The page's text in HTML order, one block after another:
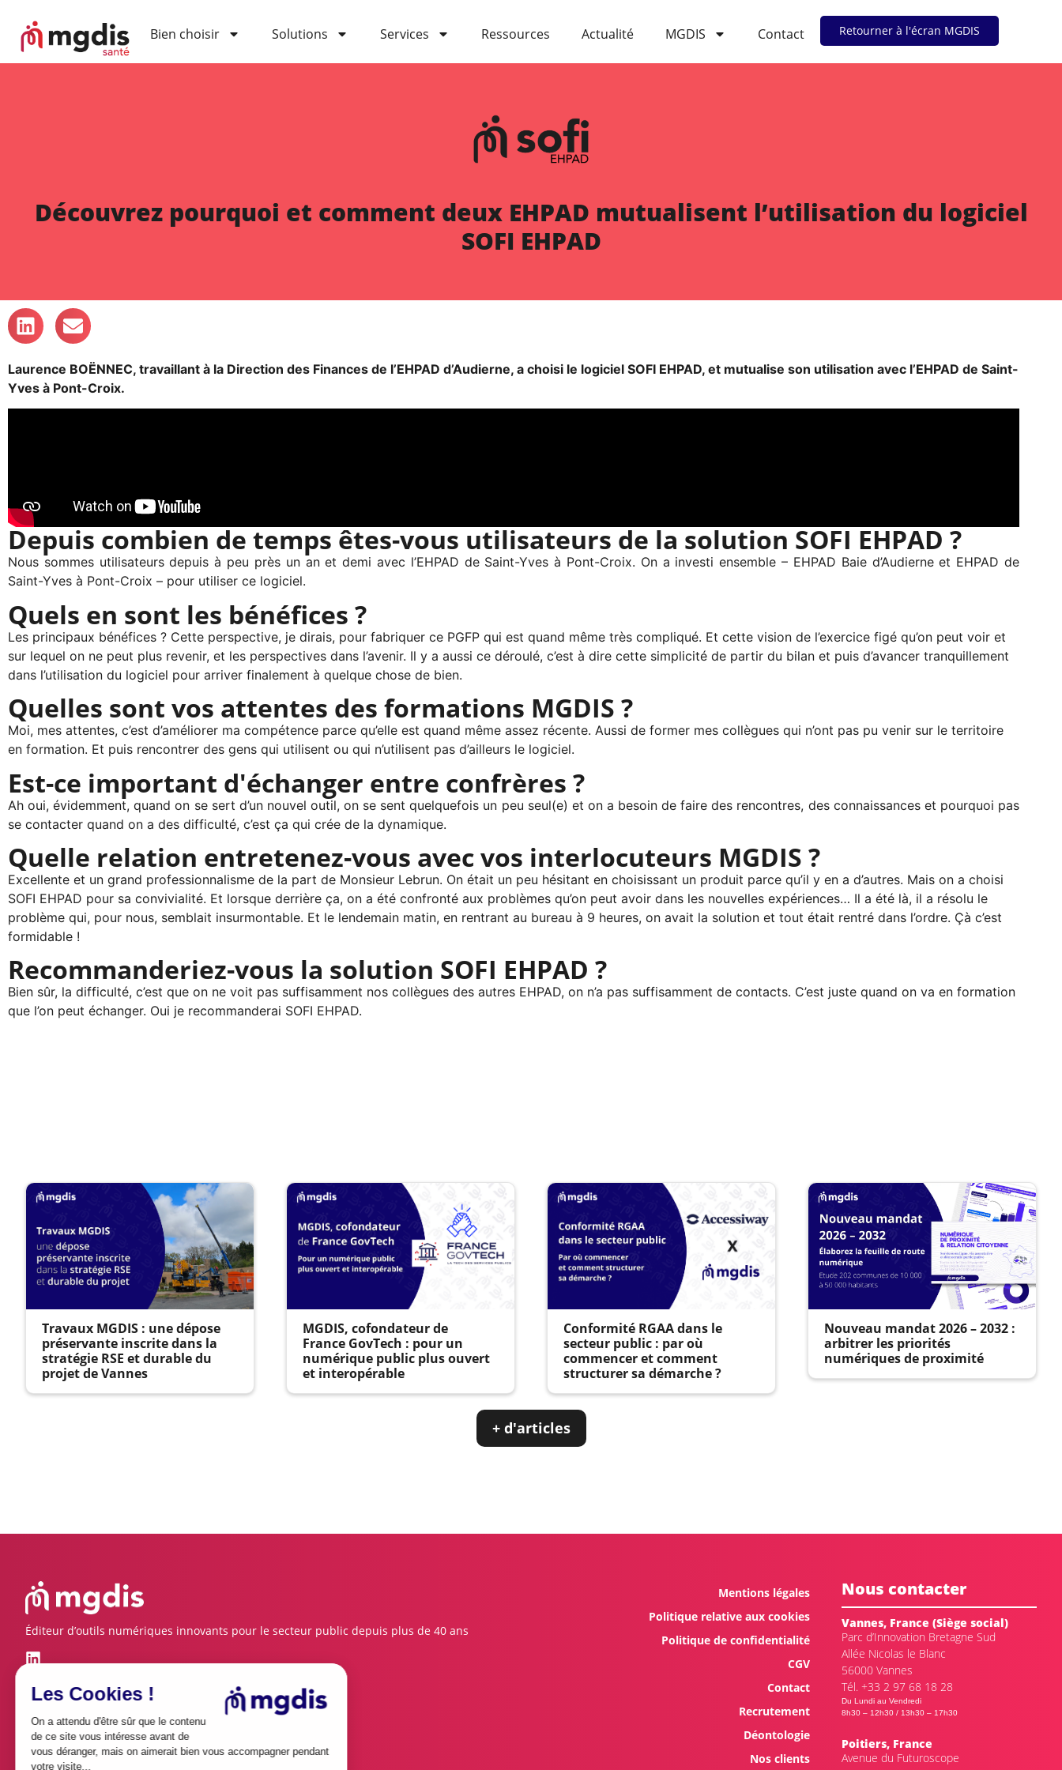
Les Cookies !
On a attendu d'être sûr que le contenu
de ce site vous intéresse avant de
vous déranger, mais on aimerait bien vous accompagner pendant
votre visite...
Bien choisir Solutions Services Ressources Actualité MGDIS Contact Retourner à l'écran MGDIS
Découvrez pourquoi et comment deux EHPAD mutualisent l’utilisation du logiciel
SOFI EHPAD
Laurence BOËNNEC, travaillant à la Direction des Finances de l’EHPAD d’Audierne, a choisi le logiciel SOFI EHPAD, et mutualise son utilisation avec l’EHPAD de Saint-
Yves à Pont-Croix.
Depuis combien de temps êtes-vous utilisateurs de la solution SOFI EHPAD ?
Nous sommes utilisateurs depuis à peu près un an et demi avec l’EHPAD de Saint-Yves à Pont-Croix. On a investi ensemble – EHPAD Baie d’Audierne et EHPAD de
Saint-Yves à Pont-Croix – pour utiliser ce logiciel.
Quels en sont les bénéfices ?
Les principaux bénéfices ? Cette perspective, je dirais, pour fabriquer ce PGFP qui est quand même très compliqué. Et cette vision de l’exercice figé qu’on peut voir et
sur lequel on ne peut plus revenir, et les perspectives dans l’avenir. Il y a aussi ce déroulé, c’est à dire cette simplicité de partir du bilan et puis d’avancer tranquillement
dans l’utilisation du logiciel pour arriver finalement à quelque chose de bien.
Quelles sont vos attentes des formations MGDIS ?
Moi, mes attentes, c’est d’améliorer ma compétence parce qu’elle est quand même assez récente. Aussi de former mes collègues qui n’ont pas pu venir sur le territoire
en formation. Et puis rencontrer des gens qui utilisent ou qui n’utilisent pas d’ailleurs le logiciel.
Est-ce important d'échanger entre confrères ?
Ah oui, évidemment, quand on se sert d’un nouvel outil, on se sent quelquefois un peu seul(e) et on a besoin de faire des rencontres, des connaissances et pourquoi pas
se contacter quand on a des difficulté, c’est ça qui crée de la dynamique.
Quelle relation entretenez-vous avec vos interlocuteurs MGDIS ?
Excellente et un grand professionnalisme de la part de Monsieur Lebrun. On était un peu hésitant en choisissant un produit parce qu’il y en a d’autres. Mais on a choisi
SOFI EHPAD pour sa convivialité. Et lorsque derrière ça, on a été confronté aux problèmes qu’on peut avoir dans les nouvelles expériences… Il a été là, il a résolu le
problème qui, pour nous, semblait insurmontable. Et le lendemain matin, en rentrant au bureau à 9 heures, on avait la solution et tout était rentré dans l’ordre. Çà c’est
formidable !
Recommanderiez-vous la solution SOFI EHPAD ?
Bien sûr, la difficulté, c’est que on ne voit pas suffisamment nos collègues des autres EHPAD, on n’a pas suffisamment de contacts. C’est juste quand on va en formation
que l’on peut échanger. Oui je recommanderai SOFI EHPAD.
Travaux MGDIS : une dépose
préservante inscrite dans la
stratégie RSE et durable du
projet de Vannes
MGDIS, cofondateur de
France GovTech : pour un
numérique public plus ouvert
et interopérable
Conformité RGAA dans le
secteur public : par où
commencer et comment
structurer sa démarche ?
Nouveau mandat 2026 – 2032 :
arbitrer les priorités
numériques de proximité
+ d'articles
Éditeur d’outils numériques innovants pour le secteur public depuis plus de 40 ans
Mentions légales
Politique relative aux cookies
Politique de confidentialité
CGV
Contact
Recrutement
Déontologie
Nos clients
Nous contacter
Vannes, France (Siège social)
Parc d’Innovation Bretagne Sud
Allée Nicolas le Blanc
56000 Vannes
Tél. +33 2 97 68 18 28
Du Lundi au Vendredi
8h30 – 12h30 / 13h30 – 17h30
Poitiers, France
Avenue du Futuroscope